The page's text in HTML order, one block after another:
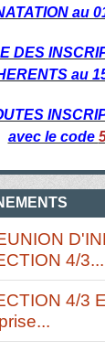
au
DES
au
avec le code
4/3...
4/3